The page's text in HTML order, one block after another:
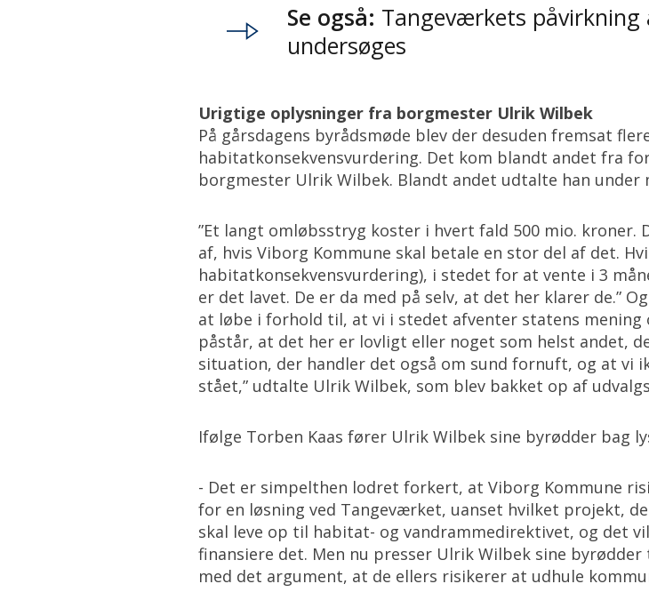
Se også: Tangeværkets påvirkning
undersøges
Urigtige oplysninger fra borgmester Ulrik Wilbek
På gårsdagens byrådsmøde blev der desuden fremsat
habitatkonsekvensvurdering. Det kom blandt andet fra
borgmester Ulrik Wilbek. Blandt andet udtalte han under
”Et langt omløbsstryg koster i hvert fald 500 mio. kroner.
af, hvis Viborg Kommune skal betale en stor del af det.
habitatkonsekvensvurdering), i stedet for at vente i 3
er det lavet. De er da med på selv, at det her klarer de.”
at løbe i forhold til, at vi i stedet afventer statens mening
påstår, at det her er lovligt eller noget som helst andet,
situation, der handler det også om sund fornuft, og at vi
stået,” udtalte Ulrik Wilbek, som blev bakket op af
Ifølge Torben Kaas fører Ulrik Wilbek sine byrødder bag
- Det er simpelthen lodret forkert, at Viborg Kommune
for en løsning ved Tangeværket, uanset hvilket projekt,
skal leve op til habitat- og vandrammedirektivet, og det
finansiere det. Men nu presser Ulrik Wilbek sine
med det argument, at de ellers risikerer at udhule